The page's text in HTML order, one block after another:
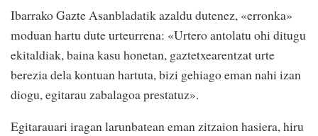
Ibarrako Gazte Asanbladatik azaldu dutenez, «erronka»
moduan hartu dute urteurrena: «Urtero antolatu ohi ditugu
ekitaldiak, baina kasu honetan, gaztetxearentzat urte
berezia dela kontuan hartuta, bizi gehiago eman nahi izan
diogu, egitarau zabalagoa prestatuz».
Egitarauari iragan larunbatean eman zitzaion hasiera, hiru